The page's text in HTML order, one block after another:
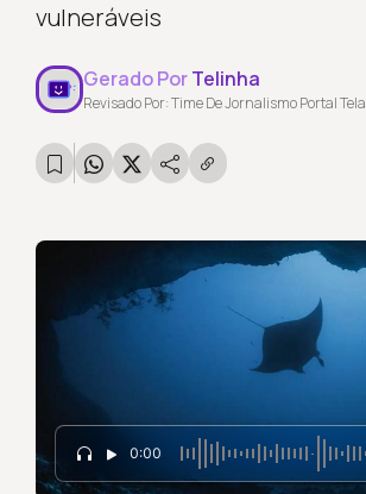
vulneráveis
Gerado PorTelinha
Revisado Por: Time De Jornalismo Portal Tela
0:00